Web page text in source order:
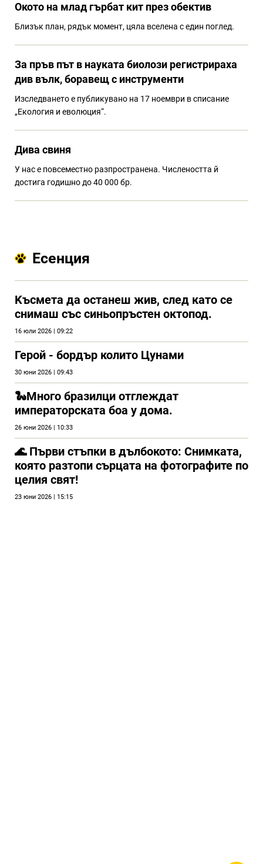
Окото на млад гърбат кит през обектив
Близък план, рядък момент, цяла вселена с един поглед.
За пръв път в науката биолози регистрираха
див вълк, боравещ с инструменти
Изследването е публикувано на 17 ноември в списание
„Екология и еволюция“.
Дива свиня
У нас е повсеместно разпространена. Числеността й
достига годишно до 40 000 бр.
Есенция
Kъсмета да останеш жив, след като се
снимаш със синьопръстен октопод.
16 юли 2026 | 09:22
Герой - бордър колито Цунами
30 юни 2026 | 09:43
🐍Много бразилци отглеждат
императорската боа у дома.
26 юни 2026 | 10:33
🌊 Първи стъпки в дълбокото: Снимката,
която разтопи сърцата на фотографите по
целия свят!
23 юни 2026 | 15:15